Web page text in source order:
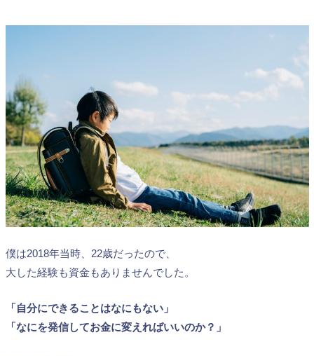
僕は2018年当時、22歳だったので、
大した経験も資金もありませんでした。
「自分にできることはなにもない」
「なにを発信してお金に変えればいいのか？」